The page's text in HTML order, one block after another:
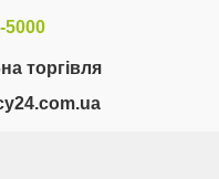
5000
торгівля